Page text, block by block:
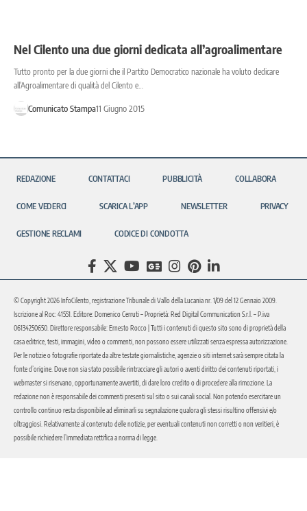
Nel Cilento una due giorni dedicata all’agroalimentare
Tutto pronto per la due giorni che il Partito Democratico nazionale ha voluto dedicare
all’Agroalimentare di qualità del Cilento e…
Comunicato Stampa11 Giugno 2015
REDAZIONE CONTATTACI PUBBLICITÀ COLLABORA
COME VEDERCI SCARICA L’APP NEWSLETTER PRIVACY
GESTIONE RECLAMI CODICE DI CONDOTTA
© Copyright 2026 InfoCilento, registrazione Tribunale di Vallo della Lucania nr. 1/09 del 12 Gennaio 2009.
Iscrizione al Roc: 41551. Editore: Domenico Cerruti – Proprietà: Red Digital Communication S.r.l. – P.iva
06134250650. Direttore responsabile: Ernesto Rocco | Tutti i contenuti di questo sito sono di proprietà della
casa editrice, testi, immagini, video o commenti, non possono essere utilizzati senza espressa autorizzazione.
Per le notizie o fotografie riportate da altre testate giornalistiche, agenzie o siti internet sarà sempre citata la
fonte d’origine. Dove non sia stato possibile rintracciare gli autori o aventi diritto dei contenuti riportati, i
webmaster si riservano, opportunamente avvertiti, di dare loro credito o di procedere alla rimozione. La
redazione non è responsabile dei commenti presenti sul sito o sui canali social. Non potendo esercitare un
controllo continuo resta disponibile ad eliminarli su segnalazione qualora gli stessi risultino offensivi e/o
oltraggiosi. Relativamente al contenuto delle notizie, per eventuali contenuti non corretti o non veritieri, è
possibile richiedere l’immediata rettifica a norma di legge.